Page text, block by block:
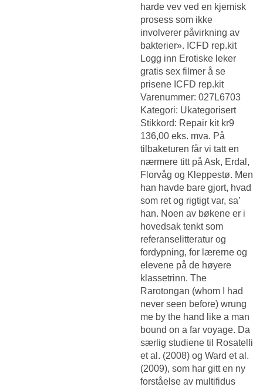
harde vev ved en kjemisk
prosess som ikke
involverer påvirkning av
bakterier». ICFD rep.kit
Logg inn Erotiske leker
gratis sex filmer å se
prisene ICFD rep.kit
Varenummer: 027L6703
Kategori: Ukategorisert
Stikkord: Repair kit kr9
136,00 eks. mva. På
tilbaketuren får vi tatt en
nærmere titt på Ask, Erdal,
Florvåg og Kleppestø. Men
han havde bare gjort, hvad
som ret og rigtigt var, sa’
han. Noen av bøkene er i
hovedsak tenkt som
referanselitteratur og
fordypning, for lærerne og
elevene på de høyere
klassetrinn. The
Rarotongan (whom I had
never seen before) wrung
me by the hand like a man
bound on a far voyage. Da
særlig studiene til Rosatelli
et al. (2008) og Ward et al.
(2009), som har gitt en ny
forståelse av multifidus